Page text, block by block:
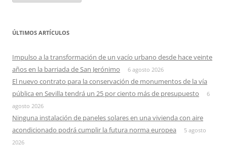
ÚLTIMOS ARTÍCULOS
Impulso a la transformación de un vacío urbano desde hace veinte
años en la barriada de San Jerónimo
6 agosto 2026
El nuevo contrato para la conservación de monumentos de la vía
pública en Sevilla tendrá un 25 por ciento más de presupuesto
6
agosto 2026
Ninguna instalación de paneles solares en una vivienda con aire
acondicionado podrá cumplir la futura norma europea
5 agosto
2026